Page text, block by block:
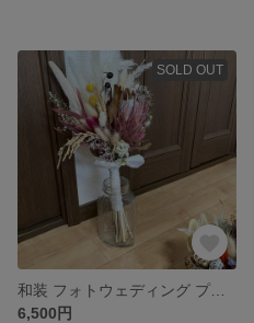
SOLD OUT
和装 フォトウェディング プロテアbouquet💐今なら半額中✨
6,500円